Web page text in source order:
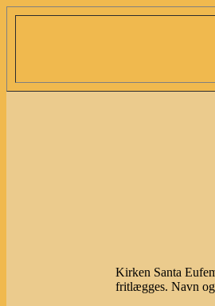
Kirken Santa
fritlægges. Navn